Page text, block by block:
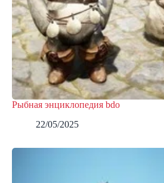
Рыбная энциклопедия bdo
22/05/2025